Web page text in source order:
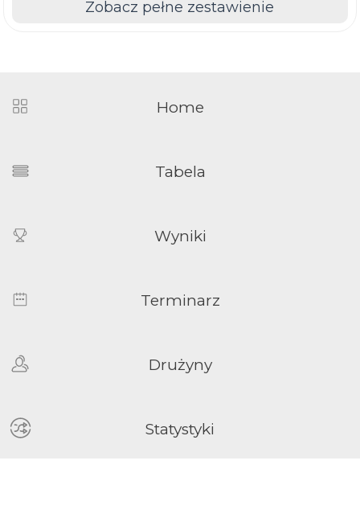
Zobacz pełne zestawienie
Home
Tabela
Wyniki
Terminarz
Drużyny
Statystyki